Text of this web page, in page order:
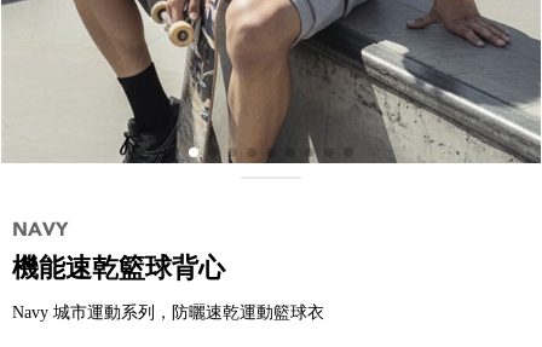
機能速乾籃球背心
Navy 城市運動系列，防曬速乾運動籃球衣